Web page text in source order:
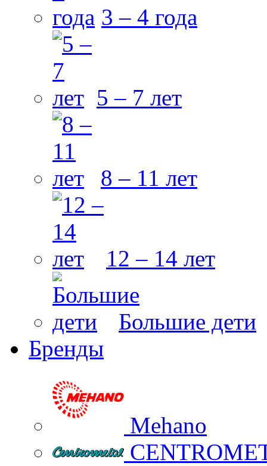
3 – 4 года
5 – 7 лет
8 – 11 лет
12 – 14 лет
Большие дети
Бренды
Mehano